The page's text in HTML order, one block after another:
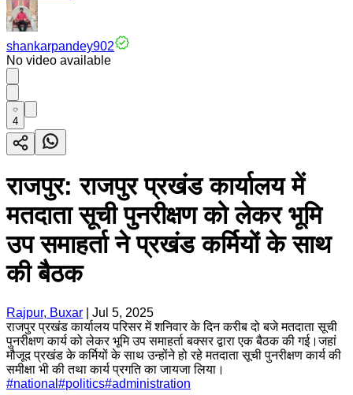
shankarpandey902
No video available
4
राजपुर: राजपुर प्रखंड कार्यालय में
मतदाता सूची पुनरीक्षण को लेकर भूमि
उप समाहर्ता ने प्रखंड कर्मियों के साथ
की बैठक
Rajpur, Buxar
Jul 5, 2025
राजपुर प्रखंड कार्यालय परिसर में शनिवार के दिन करीब दो बजे मतदाता सूची
पुनरीक्षण कार्य को लेकर भूमि उप समाहर्ता बक्सर द्वारा एक बैठक की गई।जहां
मौजूद प्रखंड के कर्मियों के साथ उन्होंने हो रहे मतदाता सूची पुनरीक्षण कार्य की
समीक्षा भी की तथा कार्य प्रगति का जायजा लिया।
#national #politics#administration